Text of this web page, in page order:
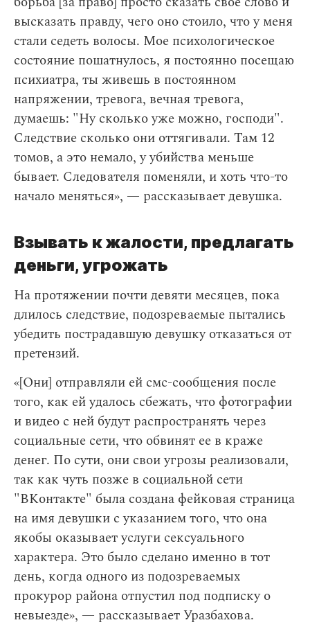
высказать правду, чего оно стоило, что у меня
стали седеть волосы. Мое психологическое
состояние пошатнулось, я постоянно посещаю
психиатра, ты живешь в постоянном
напряжении, тревога, вечная тревога,
думаешь: "Ну сколько уже можно, господи".
Следствие сколько они оттягивали. Там 12
томов, а это немало, у убийства меньше
бывает. Следователя поменяли, и хоть что-то
начало меняться», — рассказывает девушка.
Взывать к жалости, предлагать
деньги, угрожать
На протяжении почти девяти месяцев, пока
длилось следствие, подозреваемые пытались
убедить пострадавшую девушку отказаться от
претензий.
«[Они] отправляли ей смс-сообщения после
того, как ей удалось сбежать, что фотографии
и видео с ней будут распространять через
социальные сети, что обвинят ее в краже
денег. По сути, они свои угрозы реализовали,
так как чуть позже в социальной сети
"ВКонтакте" была создана фейковая страница
на имя девушки с указанием того, что она
якобы оказывает услуги сексуального
характера. Это было сделано именно в тот
день, когда одного из подозреваемых
прокурор района отпустил под подписку о
невыезде», — рассказывает Уразбахова.